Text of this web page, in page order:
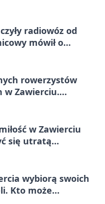
radiowóz od
mówił o
rowerzystów
w Zawierciu.
w Zawierciu
się utratą
wybiorą swoich
Kto może